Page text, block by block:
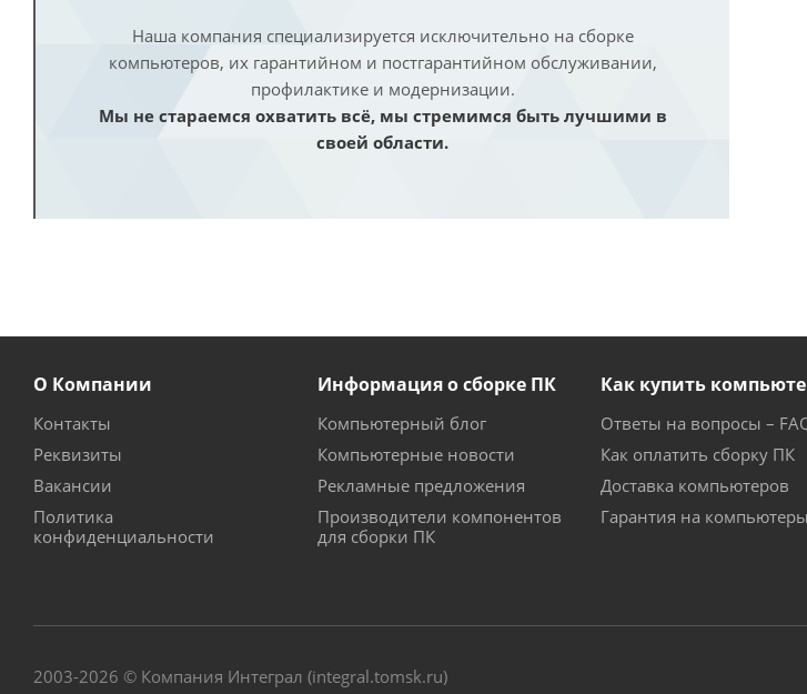
Наша компания специализируется исключительно на сборке
компьютеров, их гарантийном и постгарантийном обслуживании,
профилактике и модернизации.
Мы не стараемся охватить всё, мы стремимся быть лучшими в
своей области.
О Компании
Контакты
Реквизиты
Вакансии
Политика
конфиденциальности
Информация о сборке ПК
Компьютерный блог
Компьютерные новости
Рекламные предложения
Производители компонентов
для сборки ПК
Как купить
Ответы на вопросы –
Как оплатить сборку ПК
Доставка компьютеров
Гарантия на компьютеры
2003-2026 © Компания Интеграл (integral.tomsk.ru)